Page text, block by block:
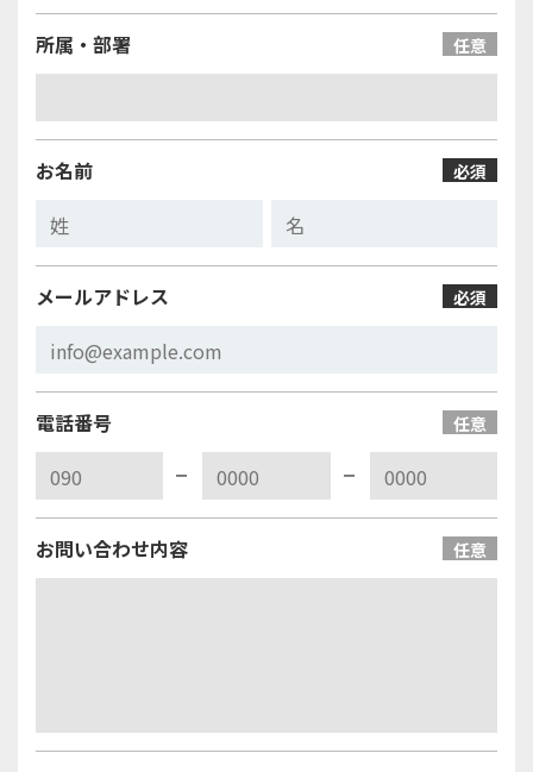
所属・部署 任意
お名前 必須
メールアドレス 必須
電話番号 任意
お問い合わせ内容 任意